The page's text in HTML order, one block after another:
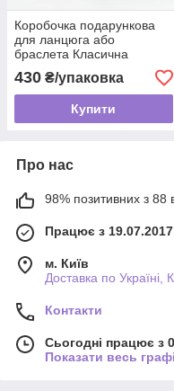
Коробочка подарункова
для ланцюга або
браслета Класична
однотонна 20,5х4,5х2 см
430 ₴/упаковка
Купити
Про нас
98% позитивних з 88
Працює з 19.07.2017
м. Київ
Доставка по Україні,
Контакти
Сьогодні працює з
Показати весь